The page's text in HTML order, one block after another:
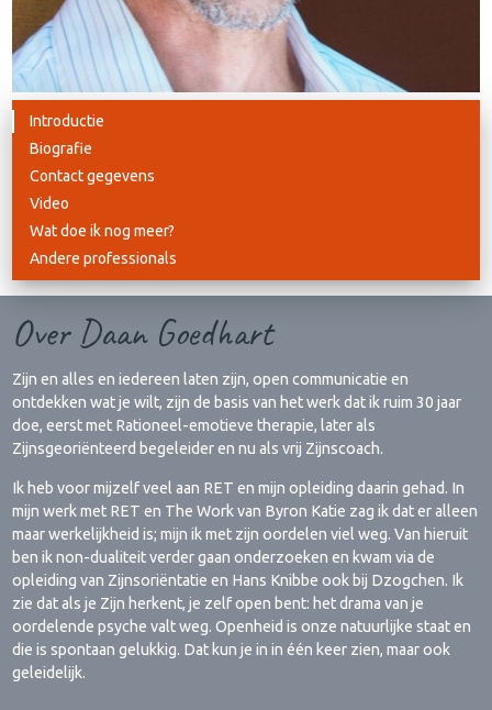
Introductie
Biografie
Contact gegevens
Video
Wat doe ik nog meer?
Andere professionals
Over Daan Goedhart
Zijn en alles en iedereen laten zijn, open communicatie en
ontdekken wat je wilt, zijn de basis van het werk dat ik ruim 30 jaar
doe, eerst met Rationeel-emotieve therapie, later als
Zijnsgeoriënteerd begeleider en nu als vrij Zijnscoach.
Ik heb voor mijzelf veel aan RET en mijn opleiding daarin gehad. In
mijn werk met RET en The Work van Byron Katie zag ik dat er alleen
maar werkelijkheid is; mijn ik met zijn oordelen viel weg. Van hieruit
ben ik non-dualiteit verder gaan onderzoeken en kwam via de
opleiding van Zijnsoriëntatie en Hans Knibbe ook bij Dzogchen. Ik
zie dat als je Zijn herkent, je zelf open bent: het drama van je
oordelende psyche valt weg. Openheid is onze natuurlijke staat en
die is spontaan gelukkig. Dat kun je in in één keer zien, maar ook
geleidelijk.